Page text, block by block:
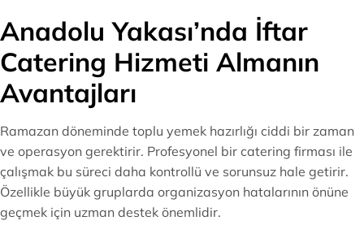
Anadolu Yakası’nda İftar
Catering Hizmeti Almanın
Avantajları
Ramazan döneminde toplu yemek hazırlığı ciddi bir zaman
ve operasyon gerektirir. Profesyonel bir catering firması ile
çalışmak bu süreci daha kontrollü ve sorunsuz hale getirir.
Özellikle büyük gruplarda organizasyon hatalarının önüne
geçmek için uzman destek önemlidir.